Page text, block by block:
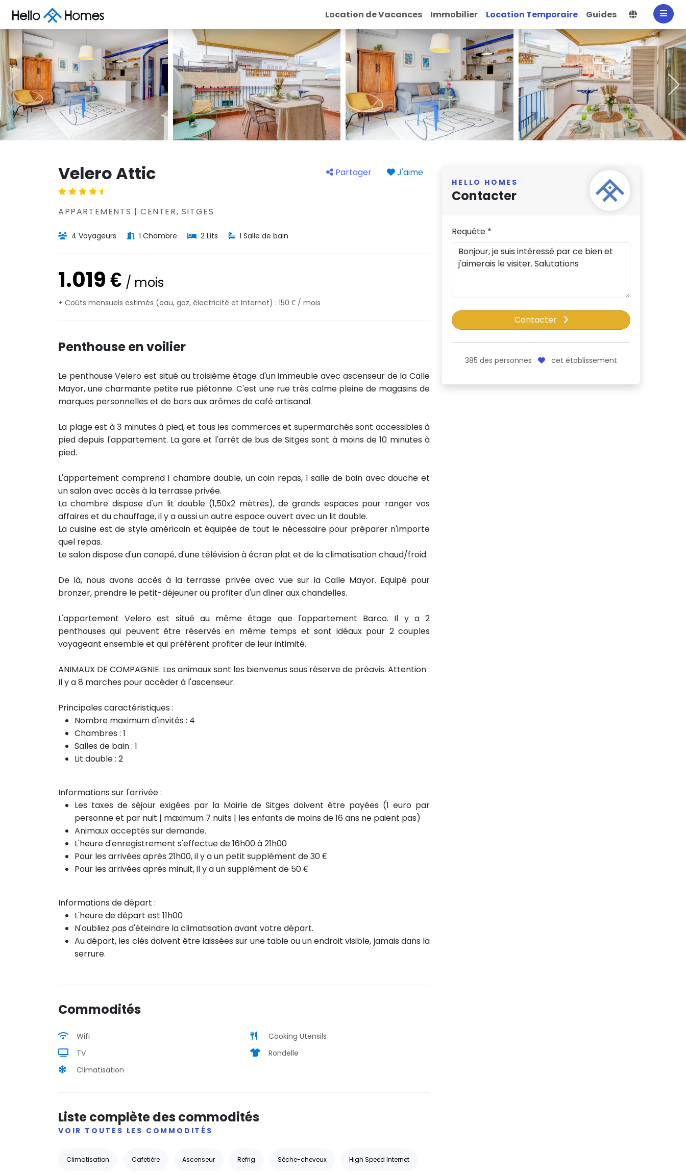
Location de Vacances Immobilier Location Temporaire Guides
Velero Attic Partager J'aime
APPARTEMENTS | CENTER, SITGES
4 Voyageurs 1 Chambre 2 Lits 1 Salle de bain
1.019 € / mois
+ Coûts mensuels estimés (eau, gaz, électricité et Internet) : 150 € / mois
Penthouse en voilier
Le penthouse Velero est situé au troisième étage d'un immeuble avec ascenseur de la Calle
Mayor, une charmante petite rue piétonne. C'est une rue très calme pleine de magasins de
marques personnelles et de bars aux arômes de café artisanal.
La plage est à 3 minutes à pied, et tous les commerces et supermarchés sont accessibles à
pied depuis l'appartement. La gare et l'arrêt de bus de Sitges sont à moins de 10 minutes à
pied.
L'appartement comprend 1 chambre double, un coin repas, 1 salle de bain avec douche et
un salon avec accès à la terrasse privée.
La chambre dispose d'un lit double (1,50x2 mètres), de grands espaces pour ranger vos
affaires et du chauffage, il y a aussi un autre espace ouvert avec un lit double.
La cuisine est de style américain et équipée de tout le nécessaire pour préparer n'importe
quel repas.
Le salon dispose d'un canapé, d'une télévision à écran plat et de la climatisation chaud/froid.
De là, nous avons accès à la terrasse privée avec vue sur la Calle Mayor. Equipé pour
bronzer, prendre le petit-déjeuner ou profiter d'un dîner aux chandelles.
L'appartement Velero est situé au même étage que l'appartement Barco. Il y a 2
penthouses qui peuvent être réservés en même temps et sont idéaux pour 2 couples
voyageant ensemble et qui préfèrent profiter de leur intimité.
ANIMAUX DE COMPAGNIE. Les animaux sont les bienvenus sous réserve de préavis. Attention :
Il y a 8 marches pour accéder à l'ascenseur.
Principales caractéristiques :
Nombre maximum d'invités : 4
Chambres : 1
Salles de bain : 1
Lit double : 2
Informations sur l'arrivée :
Les taxes de séjour exigées par la Mairie de Sitges doivent être payées (1 euro par
personne et par nuit | maximum 7 nuits | les enfants de moins de 16 ans ne paient pas)
Animaux acceptés sur demande.
L'heure d'enregistrement s'effectue de 16h00 à 21h00
Pour les arrivées après 21h00, il y a un petit supplément de 30 €
Pour les arrivées après minuit, il y a un supplément de 50 €
Informations de départ :
L'heure de départ est 11h00
N'oubliez pas d'éteindre la climatisation avant votre départ.
Au départ, les clés doivent être laissées sur une table ou un endroit visible, jamais dans la
serrure.
Commodités
Wifi
TV
Climatisation
Cooking Utensils
Rondelle
Liste complète des commodités
VOIR TOUTES LES COMMODITÉS
Climatisation Cafetière Ascenseur Refrig Sèche-cheveux High Speed Internet
HELLO HOMES
Contacter
Requête *
Contacter
385 des personnes cet établissement